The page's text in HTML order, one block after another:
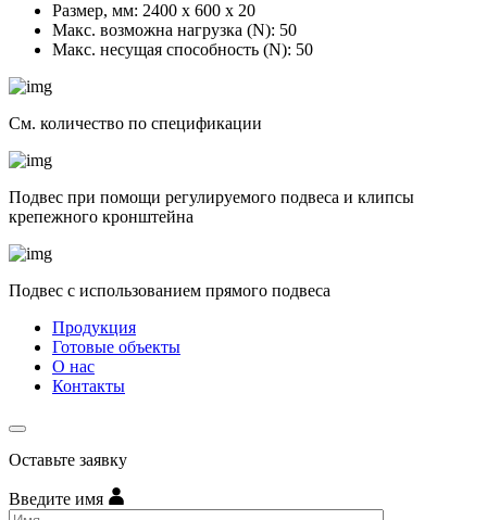
Размер, мм: 2400 х 600 х 20
Макс. возможна нагрузка (N): 50
Макс. несущая способность (N): 50
См. количество по спецификации
Подвес при помощи регулируемого подвеса и клипсы
крепежного кронштейна
Подвес с использованием прямого подвеса
Продукция
Готовые объекты
О нас
Контакты
Оставьте заявку
Введите имя